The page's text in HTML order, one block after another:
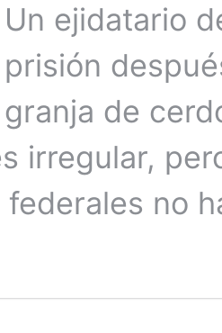
Un ejidatario
prisión
granja de
irregular,
no